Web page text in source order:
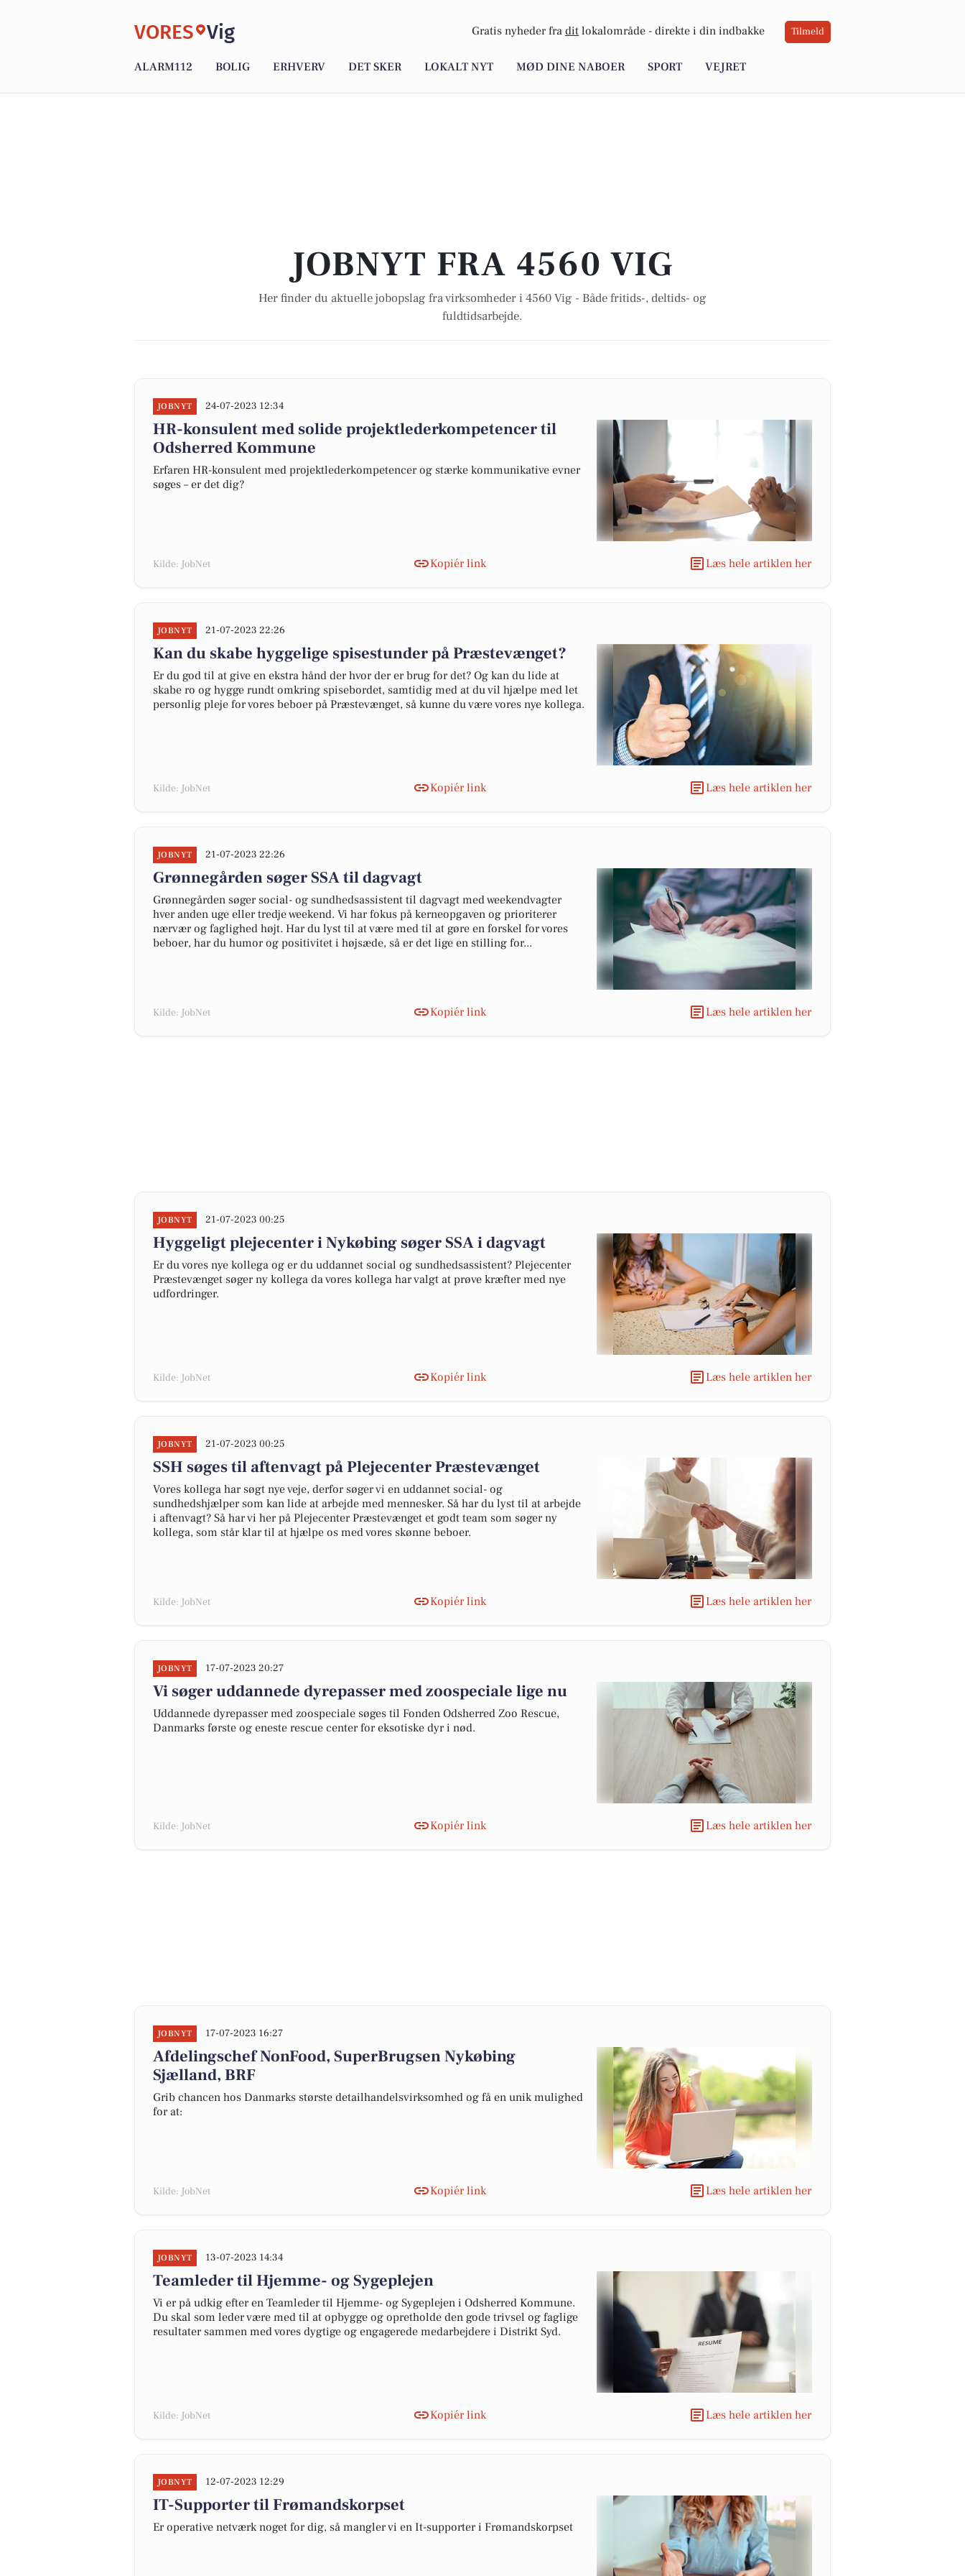
VORES Vig Gratis nyheder fra dit lokalområde - direkte i din indbakke Tilmeld
ALARM112 BOLIG ERHVERV DET SKER LOKALT NYT MØD DINE NABOER SPORT VEJRET
JOBNYT FRA 4560 VIG
Her finder du aktuelle jobopslag fra virksomheder i 4560 Vig - Både fritids-, deltids- og
fuldtidsarbejde.
JOBNYT 24-07-2023 12:34
HR-konsulent med solide projektlederkompetencer til
Odsherred Kommune
Erfaren HR-konsulent med projektlederkompetencer og stærke kommunikative evner
søges – er det dig?
Kilde: JobNet Kopiér link Læs hele artiklen her
JOBNYT 21-07-2023 22:26
Kan du skabe hyggelige spisestunder på Præstevænget?
Er du god til at give en ekstra hånd der hvor der er brug for det? Og kan du lide at
skabe ro og hygge rundt omkring spisebordet, samtidig med at du vil hjælpe med let
personlig pleje for vores beboer på Præstevænget, så kunne du være vores nye kollega.
Kilde: JobNet Kopiér link Læs hele artiklen her
JOBNYT 21-07-2023 22:26
Grønnegården søger SSA til dagvagt
Grønnegården søger social- og sundhedsassistent til dagvagt med weekendvagter
hver anden uge eller tredje weekend. Vi har fokus på kerneopgaven og prioriterer
nærvær og faglighed højt. Har du lyst til at være med til at gøre en forskel for vores
beboer, har du humor og positivitet i højsæde, så er det lige en stilling for...
Kilde: JobNet Kopiér link Læs hele artiklen her
JOBNYT 21-07-2023 00:25
Hyggeligt plejecenter i Nykøbing søger SSA i dagvagt
Er du vores nye kollega og er du uddannet social og sundhedsassistent? Plejecenter
Præstevænget søger ny kollega da vores kollega har valgt at prøve kræfter med nye
udfordringer.
Kilde: JobNet Kopiér link Læs hele artiklen her
JOBNYT 21-07-2023 00:25
SSH søges til aftenvagt på Plejecenter Præstevænget
Vores kollega har søgt nye veje, derfor søger vi en uddannet social- og
sundhedshjælper som kan lide at arbejde med mennesker. Så har du lyst til at arbejde
i aftenvagt? Så har vi her på Plejecenter Præstevænget et godt team som søger ny
kollega, som står klar til at hjælpe os med vores skønne beboer.
Kilde: JobNet Kopiér link Læs hele artiklen her
JOBNYT 17-07-2023 20:27
Vi søger uddannede dyrepasser med zoospeciale lige nu
Uddannede dyrepasser med zoospeciale søges til Fonden Odsherred Zoo Rescue,
Danmarks første og eneste rescue center for eksotiske dyr i nød.
Kilde: JobNet Kopiér link Læs hele artiklen her
JOBNYT 17-07-2023 16:27
Afdelingschef NonFood, SuperBrugsen Nykøbing
Sjælland, BRF
Grib chancen hos Danmarks største detailhandelsvirksomhed og få en unik mulighed
for at:
Kilde: JobNet Kopiér link Læs hele artiklen her
JOBNYT 13-07-2023 14:34
Teamleder til Hjemme- og Sygeplejen
Vi er på udkig efter en Teamleder til Hjemme- og Sygeplejen i Odsherred Kommune.
Du skal som leder være med til at opbygge og opretholde den gode trivsel og faglige
resultater sammen med vores dygtige og engagerede medarbejdere i Distrikt Syd.
Kilde: JobNet Kopiér link Læs hele artiklen her
JOBNYT 12-07-2023 12:29
IT-Supporter til Frømandskorpset
Er operative netværk noget for dig, så mangler vi en It-supporter i Frømandskorpset